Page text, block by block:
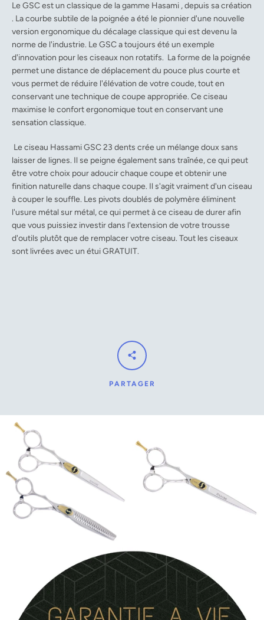
Le GSC est un classique de la gamme Hasami , depuis sa création
. La courbe subtile de la poignée a été le pionnier d'une nouvelle
version ergonomique du décalage classique qui est devenu la
norme de l'industrie. Le GSC a toujours été un exemple
d'innovation pour les ciseaux non rotatifs. La forme de la poignée
permet une distance de déplacement du pouce plus courte et
vous permet de réduire l'élévation de votre coude, tout en
conservant une technique de coupe appropriée. Ce ciseau
maximise le confort ergonomique tout en conservant une
sensation classique.
Le ciseau Hassami GSC 23 dents crée un mélange doux sans
laisser de lignes. Il se peigne également sans traînée, ce qui peut
être votre choix pour adoucir chaque coupe et obtenir une
finition naturelle dans chaque coupe. Il s'agit vraiment d'un ciseau
à couper le souffle. Les pivots doublés de polymère éliminent
l'usure métal sur métal, ce qui permet à ce ciseau de durer afin
que vous puissiez investir dans l'extension de votre trousse
d'outils plutôt que de remplacer votre ciseau. Tout les ciseaux
sont livrées avec un étui GRATUIT.
PARTAGER